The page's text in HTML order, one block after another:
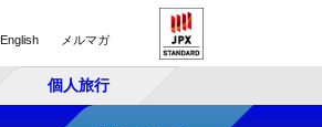
English メルマガ
個人旅行